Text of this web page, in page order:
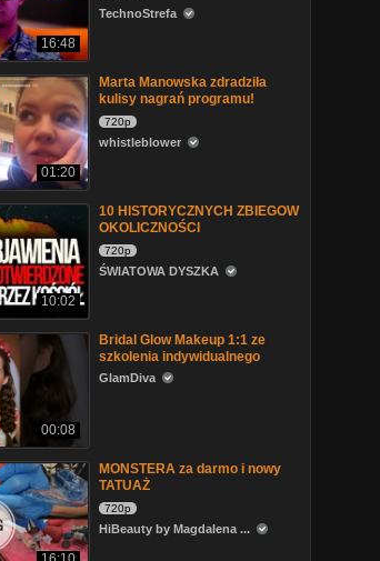
16:48
TechnoStrefa
01:20
Marta Manowska zdradziła
kulisy nagrań programu!
720p
whistleblower
10:02
10 HISTORYCZNYCH ZBIEGOW
OKOLICZNOŚCI
720p
ŚWIATOWA DYSZKA
00:08
Bridal Glow Makeup 1:1 ze
szkolenia indywidualnego
GlamDiva
MONSTERA za darmo i nowy
TATUAŻ
720p
HiBeauty by Magdalena ...